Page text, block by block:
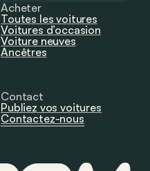
Acheter
Toutes les voitures
Voitures d’occasion
Voiture neuves
Ancêtres
Contact
Publiez vos voitures
Contactez-nous